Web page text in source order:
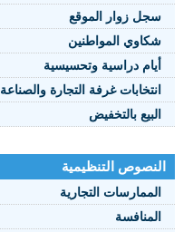
سجل زوار الموقع
شكاوي المواطنين
أيام دراسية وتحسيسية
انتخابات غرفة التجارة والصناعة
البيع بالتخفيض
النصوص التنظيمية
الممارسات التجارية
المنافسة